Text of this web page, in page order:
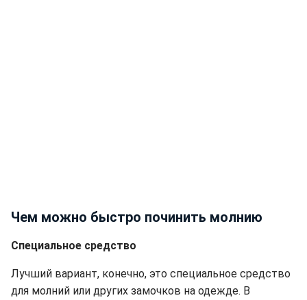
Чем можно быстро починить молнию
Специальное средство
Лучший вариант, конечно, это специальное средство
для молний или других замочков на одежде. В